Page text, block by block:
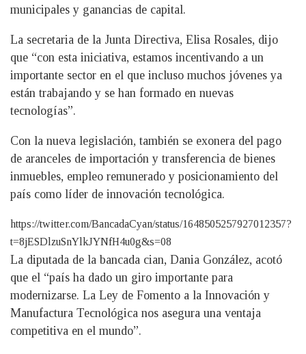
municipales y ganancias de capital.
La secretaria de la Junta Directiva, Elisa Rosales, dijo
que “con esta iniciativa, estamos incentivando a un
importante sector en el que incluso muchos jóvenes ya
están trabajando y se han formado en nuevas
tecnologías”.
Con la nueva legislación, también se exonera del pago
de aranceles de importación y transferencia de bienes
inmuebles, empleo remunerado y posicionamiento del
país como líder de innovación tecnológica.
https://twitter.com/BancadaCyan/status/1648505257927012357?
t=8jESDlzuSnYlkJYNfH4u0g&s=08
La diputada de la bancada cian, Dania González, acotó
que el “país ha dado un giro importante para
modernizarse. La Ley de Fomento a la Innovación y
Manufactura Tecnológica nos asegura una ventaja
competitiva en el mundo”.